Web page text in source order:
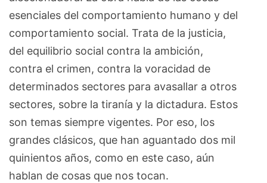
esenciales del comportamiento humano y del
comportamiento social. Trata de la justicia,
del equilibrio social contra la ambición,
contra el crimen, contra la voracidad de
determinados sectores para avasallar a otros
sectores, sobre la tiranía y la dictadura. Estos
son temas siempre vigentes. Por eso, los
grandes clásicos, que han aguantado dos mil
quinientos años, como en este caso, aún
hablan de cosas que nos tocan.